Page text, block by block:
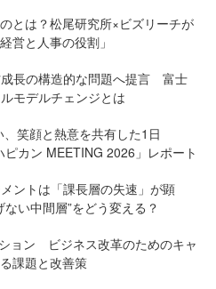
とは？松尾研究所×ビズリーチが
営と人事の役割」
長の構造的な問題へ提言 富士
モデルチェンジとは
笑顔と熱意を共有した1日
カン MEETING 2026」レポート
ントは「課長層の失速」が顕
い中間層”をどう変える？
ョン ビジネス改革のためのキャ
課題と改善策